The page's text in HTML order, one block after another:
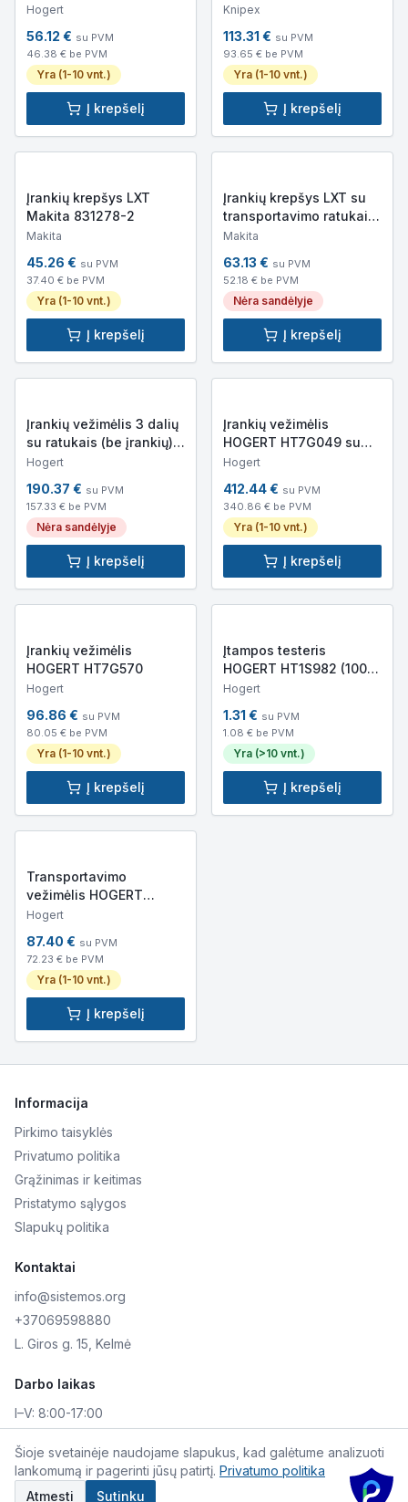
Hogert
56.12 € su PVM
46.38 € be PVM
Yra (1-10 vnt.)
Į krepšelį
Knipex
113.31 € su PVM
93.65 € be PVM
Yra (1-10 vnt.)
Į krepšelį
Įrankių krepšys LXT
Makita 831278-2
Makita
45.26 € su PVM
37.40 € be PVM
Yra (1-10 vnt.)
Į krepšelį
Įrankių krepšys LXT su
transportavimo ratukais
Makita 831279-0
Makita
63.13 € su PVM
52.18 € be PVM
Nėra sandėlyje
Į krepšelį
Įrankių vežimėlis 3 dalių
su ratukais (be įrankių)
HOGERT HT7G080
Hogert
190.37 € su PVM
157.33 € be PVM
Nėra sandėlyje
Į krepšelį
Įrankių vežimėlis
HOGERT HT7G049 su
ratukais (7 stalčiai,
įrankių)
Hogert
412.44€ su PVM
340.86 € be PVM
Yra (1-10 vnt.)
Į krepšelį
Įrankių vežimėlis
HOGERT HT7G570
Hogert
96.86 € su PVM
80.05 € be PVM
Yra (1-10 vnt.)
Į krepšelį
Įtampos testeris
HOGERT HT1S982 (100-
250V, 140mm)
Hogert
1.31 € su PVM
1.08 € be PVM
Yra (>10 vnt.)
Į krepšelį
Transportavimo
vežimėlis HOGERT
HT7G555 (900x600)
Hogert
87.40 € su PVM
72.23 € be PVM
Yra (1-10 vnt.)
Į krepšelį
Informacija
Pirkimo taisyklės
Privatumo politika
Grąžinimas ir keitimas
Pristatymo sąlygos
Slapukų politika
Kontaktai
info@sistemos.org
+37069598880
L. Giros g. 15, Kelmė
Darbo laikas
I–V: 8:00-17:00
© 2026 Skaitmeninė AKIS. Visos teisės saugomos.
Šioje svetainėje naudojame slapukus, kad galėtume analizuoti
lankomumą ir pagerinti jūsų patirtį. Privatumo politika
Atmesti
Sutinku